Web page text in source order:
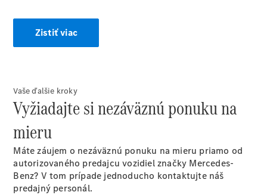
O nás
Prehľad
kontaktov
jazdu
Zistiť viac
Vaše ďalšie kroky
Vyžiadajte si nezáväznú ponuku na
mieru
Máte záujem o nezáväznú ponuku na mieru priamo od
autorizovaného predajcu vozidiel značky Mercedes-
Benz? V tom prípade jednoducho kontaktujte náš
predajný personál.